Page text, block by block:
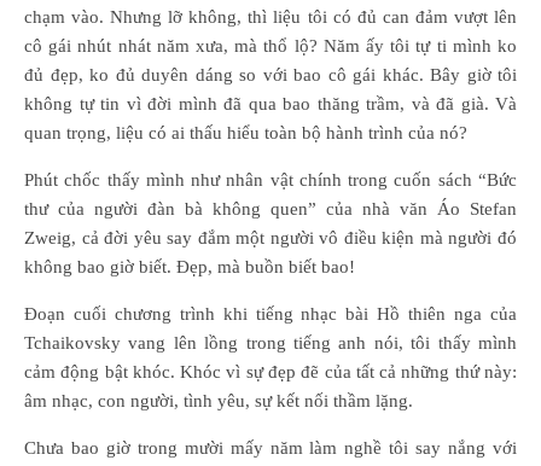
chạm vào. Nhưng lỡ không, thì liệu tôi có đủ can đảm vượt lên
cô gái nhút nhát năm xưa, mà thổ lộ? Năm ấy tôi tự ti mình ko
đủ đẹp, ko đủ duyên dáng so với bao cô gái khác. Bây giờ tôi
không tự tin vì đời mình đã qua bao thăng trầm, và đã già. Và
quan trọng, liệu có ai thấu hiểu toàn bộ hành trình của nó?
Phút chốc thấy mình như nhân vật chính trong cuốn sách “Bức
thư của người đàn bà không quen” của nhà văn Áo Stefan
Zweig, cả đời yêu say đắm một người vô điều kiện mà người đó
không bao giờ biết. Đẹp, mà buồn biết bao!
Đoạn cuối chương trình khi tiếng nhạc bài Hồ thiên nga của
Tchaikovsky vang lên lồng trong tiếng anh nói, tôi thấy mình
cảm động bật khóc. Khóc vì sự đẹp đẽ của tất cả những thứ này:
âm nhạc, con người, tình yêu, sự kết nối thầm lặng.
Chưa bao giờ trong mười mấy năm làm nghề tôi say nắng với